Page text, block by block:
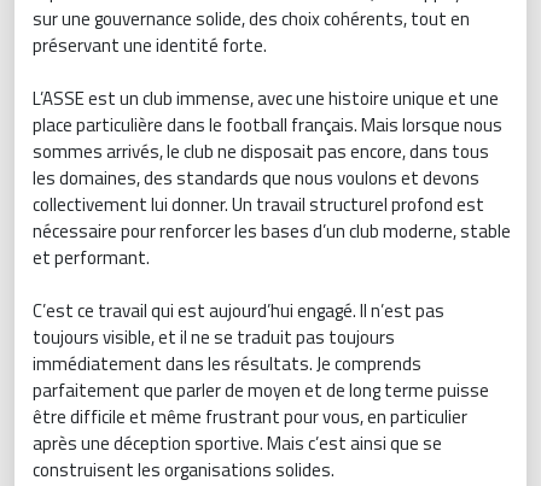
sur une gouvernance solide, des choix cohérents, tout en
préservant une identité forte.
L’ASSE est un club immense, avec une histoire unique et une
place particulière dans le football français. Mais lorsque nous
sommes arrivés, le club ne disposait pas encore, dans tous
les domaines, des standards que nous voulons et devons
collectivement lui donner. Un travail structurel profond est
nécessaire pour renforcer les bases d’un club moderne, stable
et performant.
C’est ce travail qui est aujourd’hui engagé. Il n’est pas
toujours visible, et il ne se traduit pas toujours
immédiatement dans les résultats. Je comprends
parfaitement que parler de moyen et de long terme puisse
être difficile et même frustrant pour vous, en particulier
après une déception sportive. Mais c’est ainsi que se
construisent les organisations solides.